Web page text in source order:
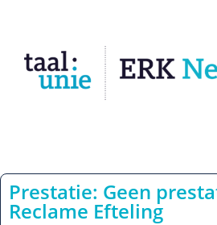
Prestatie: Geen
Reclame Efteling